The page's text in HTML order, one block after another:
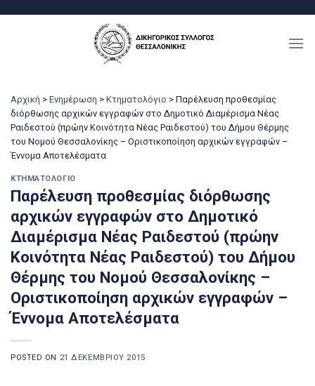
Αρχική > Ενημέρωση > Κτηματολόγιο > Παρέλευση προθεσμίας
διόρθωσης αρχικών εγγραφών στο Δημοτικό Διαμέρισμα Νέας
Ραιδεστού (πρώην Κοινότητα Νέας Ραιδεστού) του Δήμου Θέρμης
του Νομού Θεσσαλονίκης – Οριστικοποίηση αρχικών εγγραφών –
Έννομα Αποτελέσματα
ΚΤΗΜΑΤΟΛΌΓΙΟ
Παρέλευση προθεσμίας διόρθωσης
αρχικών εγγραφών στο Δημοτικό
Διαμέρισμα Νέας Ραιδεστού (πρώην
Κοινότητα Νέας Ραιδεστού) του Δήμου
Θέρμης του Νομού Θεσσαλονίκης –
Οριστικοποίηση αρχικών εγγραφών –
Έννομα Αποτελέσματα
POSTED ON 21 ΔΕΚΕΜΒΡΊΟΥ 2015